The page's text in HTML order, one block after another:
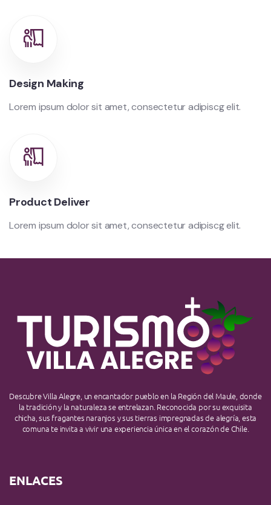
Design Making
Lorem ipsum dolor sit amet, consectetur adipiscg elit.
Product Deliver
Lorem ipsum dolor sit amet, consectetur adipiscg elit.
Descubre Villa Alegre, un encantador pueblo en la Región del Maule, donde
la tradición y la naturaleza se entrelazan. Reconocida por su exquisita
chicha, sus fragantes naranjos y sus tierras impregnadas de alegría, esta
comuna te invita a vivir una experiencia única en el corazón de Chile.
ENLACES